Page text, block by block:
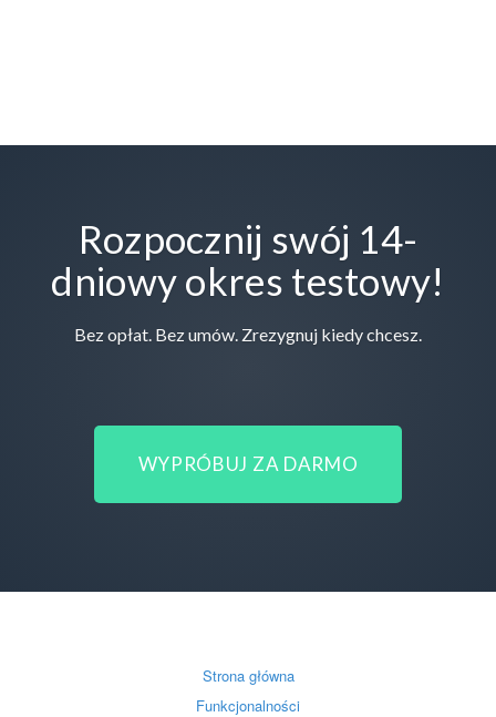
Rozpocznij swój 14-
dniowy okres testowy!
Bez opłat. Bez umów. Zrezygnuj kiedy chcesz.
WYPRÓBUJ ZA DARMO
Strona główna
Funkcjonalności